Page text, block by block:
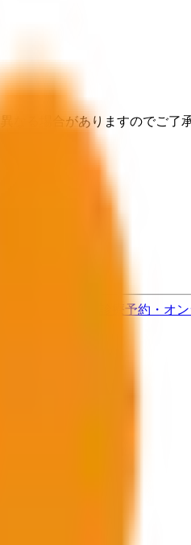
なる場合がありますのでご了
歯医者さんの対面診療予約・オ